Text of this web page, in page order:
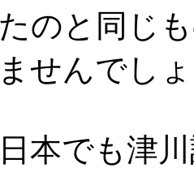
のと同じ
せんでし
本でも津